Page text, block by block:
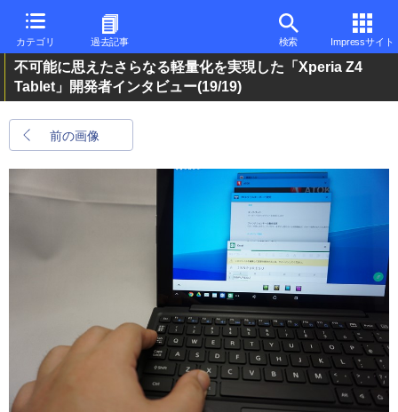
カテゴリ 過去記事 検索 Impressサイト
不可能に思えたさらなる軽量化を実現した「Xperia Z4
Tablet」開発者インタビュー(19/19)
前の画像